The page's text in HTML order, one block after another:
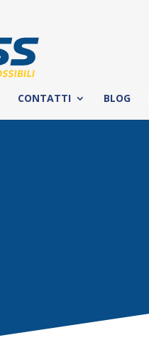
CONTATTI BLOG